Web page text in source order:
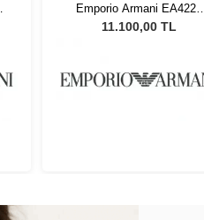
Emporio Armani EA4221
61168E 56 Kadın Güneş
11.100,00 TL